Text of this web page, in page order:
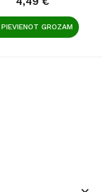
PIEVIENOT GROZAM